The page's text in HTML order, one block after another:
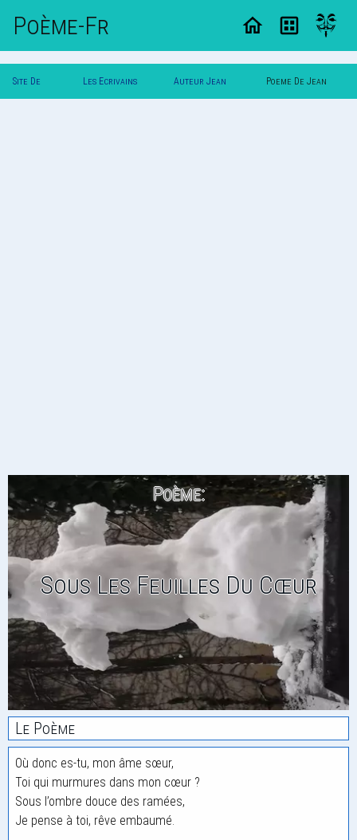
Poème-Fr
Site De Les Ecrivains Auteur Jean Poeme De Jean
Poème:
Sous Les Feuilles Du Cœur
Le Poème
Où donc es-tu, mon âme sœur,
Toi qui murmures dans mon cœur ?
Sous l’ombre douce des ramées,
Je pense à toi, rêve embaumé.